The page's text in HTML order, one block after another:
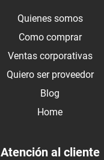
Quienes somos
Como comprar
Ventas corporativas
Quiero ser proveedor
Blog
Home
Atención al cliente